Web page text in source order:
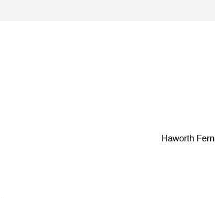
Haworth Fern